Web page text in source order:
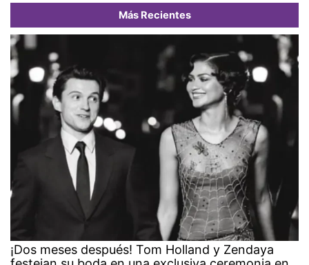
Más Recientes
¡Dos meses después! Tom Holland y Zendaya